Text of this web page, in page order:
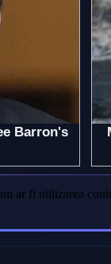
ar fi utilizarea